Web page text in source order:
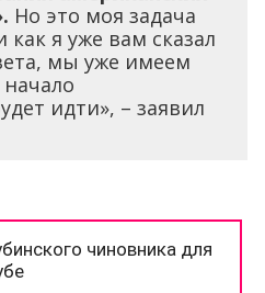
Но это моя задача
я уже вам сказал
мы уже имеем
идти», – заявил